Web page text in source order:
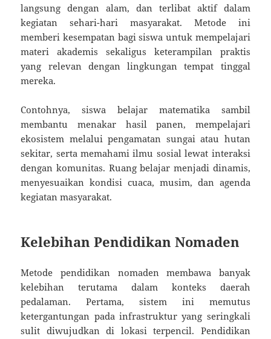
langsung dengan alam, dan terlibat aktif dalam
kegiatan sehari-hari masyarakat. Metode ini
memberi kesempatan bagi siswa untuk mempelajari
materi akademis sekaligus keterampilan praktis
yang relevan dengan lingkungan tempat tinggal
mereka.
Contohnya, siswa belajar matematika sambil
membantu menakar hasil panen, mempelajari
ekosistem melalui pengamatan sungai atau hutan
sekitar, serta memahami ilmu sosial lewat interaksi
dengan komunitas. Ruang belajar menjadi dinamis,
menyesuaikan kondisi cuaca, musim, dan agenda
kegiatan masyarakat.
Kelebihan Pendidikan Nomaden
Metode pendidikan nomaden membawa banyak
kelebihan terutama dalam konteks daerah
pedalaman. Pertama, sistem ini memutus
ketergantungan pada infrastruktur yang seringkali
sulit diwujudkan di lokasi terpencil. Pendidikan